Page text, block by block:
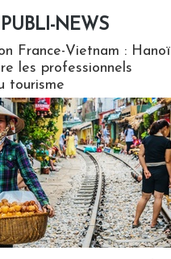
PUBLI-NEWS
France-Vietnam : Hanoï
les professionnels
tourisme